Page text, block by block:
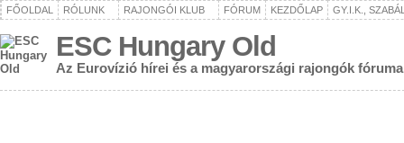
FŐOLDAL RÓLUNK RAJONGÓI KLUB FÓRUM KEZDŐLAP GY.I.K.,
ESC Hungary Old
Az Eurovízió hírei és a magyarországi rajongók fóruma